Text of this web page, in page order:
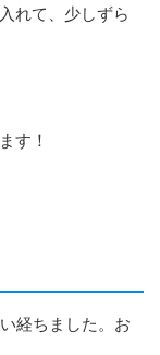
れて、少しずら
す！
経ちました。お